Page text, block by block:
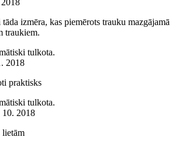
izmēra, kas piemērots trauku mazgājamā
traukiem.
tulkota.
2018
praktisks
tulkota.
10. 2018
lietām